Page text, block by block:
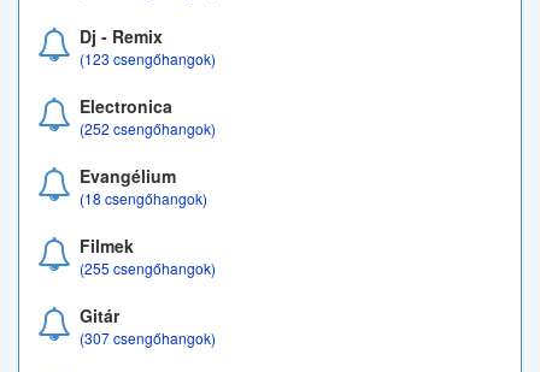
Dj - Remix
(123 csengőhangok)
Electronica
(252 csengőhangok)
Evangélium
(18 csengőhangok)
Filmek
(255 csengőhangok)
Gitár
(307 csengőhangok)